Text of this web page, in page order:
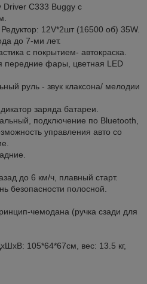
Driver C333 Buggy с
12V*2шт (16500 об) 35W.
до 7-ми лет.
с покрытием- автокраска.
передние фары, цветная LED
руль - звук клаксона/ мелодии
заряда батареи.
подключение по Bluetooth,
управления авто со
до 6 км/ч, плавный старт.
безопасности полосной.
чемодана (ручка сзади для
105*64*67см, вес: 13.5 кг,